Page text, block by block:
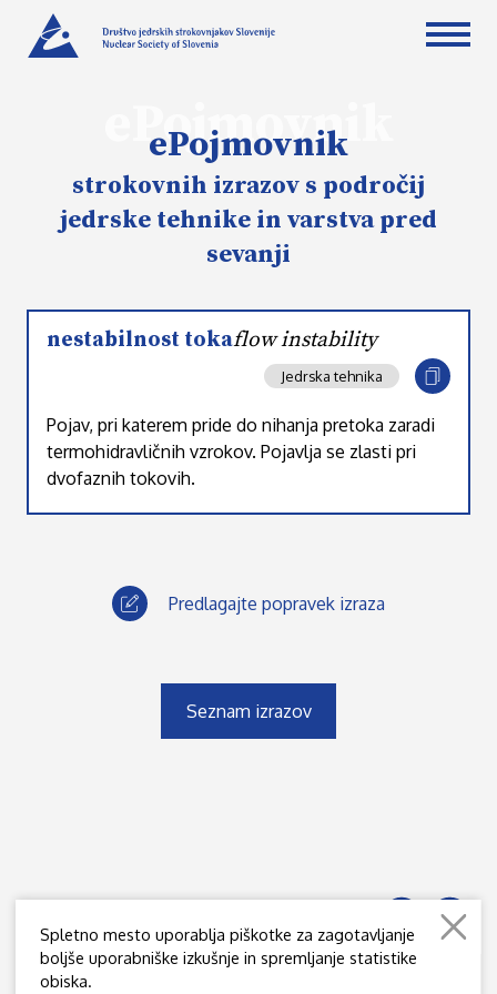
ePojmovnik
ePojmovnik
strokovnih izrazov s področij
jedrske tehnike in varstva pred
sevanji
nestabilnost tokaflow instability
Jedrska tehnika
Pojav, pri katerem pride do nihanja pretoka zaradi
termohidravličnih vzrokov. Pojavlja se zlasti pri
dvofaznih tokovih.
Predlagajte popravek izraza
Seznam izrazov
Spletno mesto uporablja piškotke za zagotavljanje
boljše uporabniške izkušnje in spremljanje statistike
obiska.